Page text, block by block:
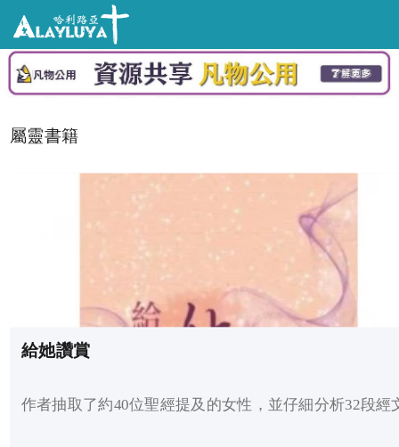
屬靈書籍
給她讚賞
作者抽取了約40位聖經提及的女性，並仔細分析32段經